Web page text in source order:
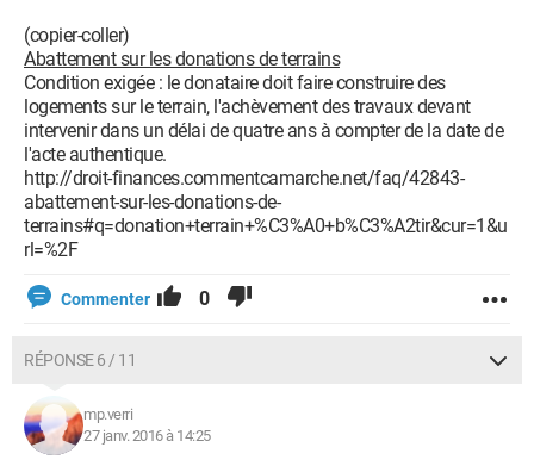
(copier-coller)
Abattement sur les donations de terrains
Condition exigée : le donataire doit faire construire des
logements sur le terrain, l'achèvement des travaux devant
intervenir dans un délai de quatre ans à compter de la date de
l'acte authentique.
http://droit-finances.commentcamarche.net/faq/42843-
abattement-sur-les-donations-de-
terrains#q=donation+terrain+%C3%A0+b%C3%A2tir&cur=1&u
rl=%2F
Commenter 0
RÉPONSE 6 / 11
mp.verri
27 janv. 2016 à 14:25